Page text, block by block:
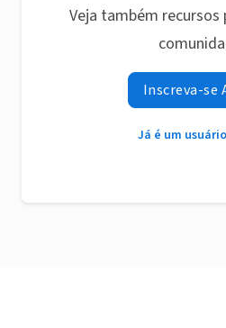
Veja também recursos
Inscreva-se
Já é um